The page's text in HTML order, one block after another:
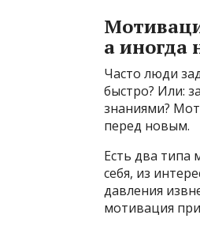
а иногда
Часто люди
быстро? Или:
знаниями?
перед новым.
Есть два типа
себя, из
давления
мотивация